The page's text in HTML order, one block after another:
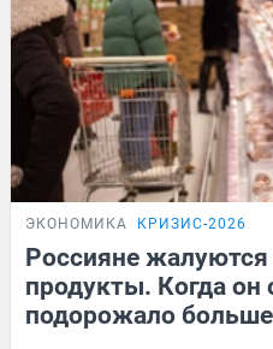
ЭКОНОМИКА КРИЗИС-2026
Россияне жалуются
продукты. Когда он
подорожало больше